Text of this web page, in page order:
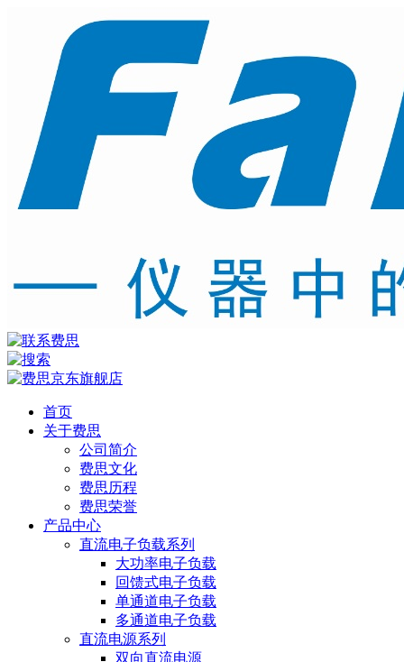
首页
关于费思
公司简介
费思文化
费思历程
费思荣誉
产品中心
直流电子负载系列
大功率电子负载
回馈式电子负载
单通道电子负载
多通道电子负载
直流电源系列
双向直流电源